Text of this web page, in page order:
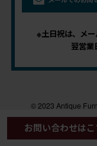
※土日祝は、メ
翌営業
© 2023 Antique
お問い合わせはこ